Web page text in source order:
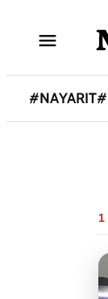
#NAYARIT#
1